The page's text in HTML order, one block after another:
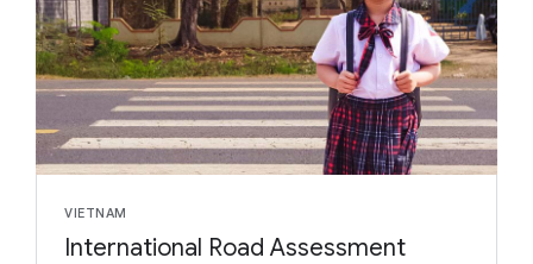
VIETNAM
International Road Assessment